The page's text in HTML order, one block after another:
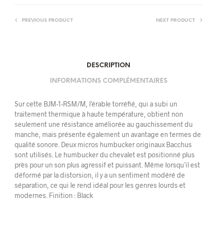
PREVIOUS PRODUCT NEXT PRODUCT
DESCRIPTION
INFORMATIONS COMPLÉMENTAIRES
Sur cette BJM-1-RSM/M, l’érable torréfié, qui a subi un
traitement thermique à haute température, obtient non
seulement une résistance améliorée au gauchissement du
manche, mais présente également un avantage en termes de
qualité sonore. Deux micros humbucker originaux Bacchus
sont utilisés. Le humbucker du chevalet est positionné plus
près pour un son plus agressif et puissant. Même lorsqu’il est
déformé par la distorsion, il y a un sentiment modéré de
séparation, ce qui le rend idéal pour les genres lourds et
modernes. Finition : Black